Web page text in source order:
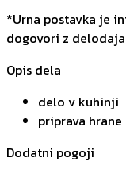
*Urna postavka je
dogovori z
Opis dela
delo v kuhinji
priprava hrane
Dodatni pogoji